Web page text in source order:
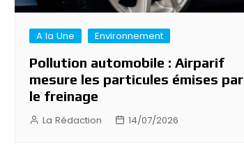
A la Une Environnement
Pollution automobile : Airparif
mesure les particules émises par
le freinage
La Rédaction 14/07/2026